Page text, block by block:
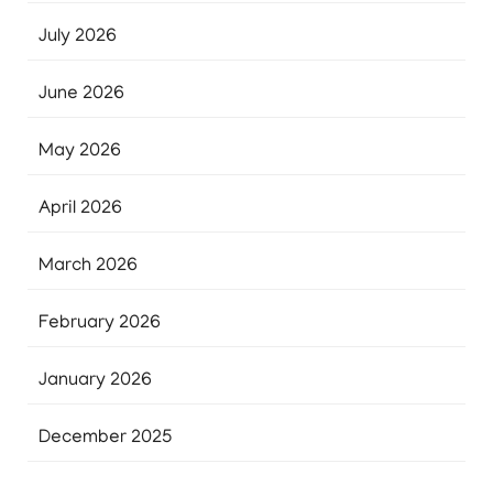
July 2026
June 2026
May 2026
April 2026
March 2026
February 2026
January 2026
December 2025